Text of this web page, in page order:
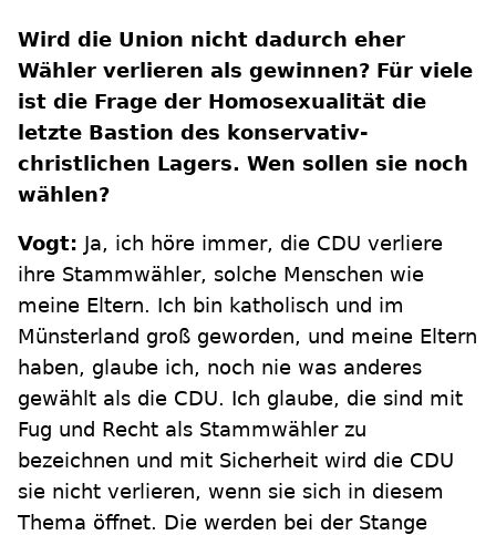
Wird die Union nicht dadurch eher
Wähler verlieren als gewinnen? Für viele
ist die Frage der Homosexualität die
letzte Bastion des konservativ-
christlichen Lagers. Wen sollen sie noch
wählen?
Vogt: Ja, ich höre immer, die CDU verliere
ihre Stammwähler, solche Menschen wie
meine Eltern. Ich bin katholisch und im
Münsterland groß geworden, und meine Eltern
haben, glaube ich, noch nie was anderes
gewählt als die CDU. Ich glaube, die sind mit
Fug und Recht als Stammwähler zu
bezeichnen und mit Sicherheit wird die CDU
sie nicht verlieren, wenn sie sich in diesem
Thema öffnet. Die werden bei der Stange